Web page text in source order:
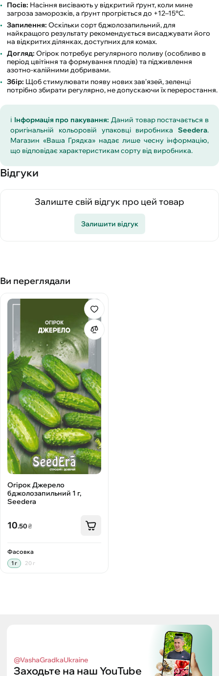
Посів: Насіння висівають у відкритий ґрунт, коли мине
загроза заморозків, а ґрунт прогріється до +12–15°C.
Запилення: Оскільки сорт бджолозапильний, для
найкращого результату рекомендується висаджувати його
на відкритих ділянках, доступних для комах.
Догляд: Огірок потребує регулярного поливу (особливо в
період цвітіння та формування плодів) та підживлення
азотно-калійними добривами.
Збір: Щоб стимулювати появу нових зав'язей, зеленці
потрібно збирати регулярно, не допускаючи їх переростання.
ℹ️ Інформація про пакування: Даний товар постачається в
оригінальній кольоровій упаковці виробника Seedera.
Магазин «Ваша Грядка» надає лише чесну інформацію,
що відповідає характеристикам сорту від виробника.
Відгуки
Залиште свій відгук про цей товар
Залишити відгук
Ви переглядали
Огірок Джерело
бджолозапильний 1 г,
Seedera
10.50₴
Фасовка
1 г 20 г
@VashaGradkaUkraine
Заходьте на наш YouTube